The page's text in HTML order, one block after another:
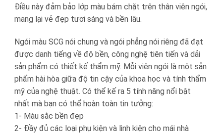
Điều này đảm bảo lớp màu bám chặt trên thân viên ngói,
mang lại vẻ đẹp tươi sáng và bền lâu.
Ngói màu SCG nói chung và ngói phẳng nói riêng đã đạt
được danh tiếng về độ bền, công nghệ tiên tiến và dải
sản phẩm có thiết kế thẩm mỹ. Mỗi viên ngói là một sản
phẩm hài hòa giữa độ tin cậy của khoa học và tính thẩm
mỹ của nghệ thuật. Có thể kế ra 5 tính năng nổi bật
nhất mà bạn có thể hoàn toàn tin tưởng:
1- Màu sắc bền đẹp
2- Đầy đủ các loại phụ kiện và linh kiện cho mái nhà